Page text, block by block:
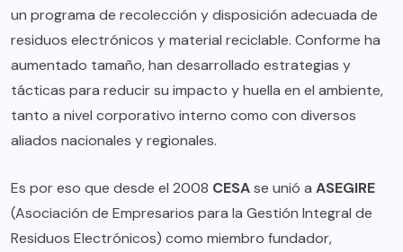
un programa de recolección y disposición adecuada de
residuos electrónicos y material reciclable. Conforme ha
aumentado tamaño, han desarrollado estrategias y
tácticas para reducir su impacto y huella en el ambiente,
tanto a nivel corporativo interno como con diversos
aliados nacionales y regionales.
Es por eso que desde el 2008 CESAse unió a ASEGIRE
(Asociación de Empresarios para la Gestión Integral de
Residuos Electrónicos) como miembro fundador,